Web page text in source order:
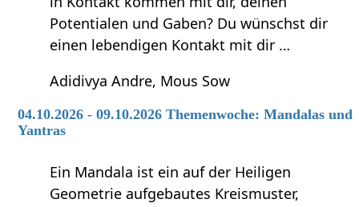
Potentialen und Gaben? Du wünschst dir
einen lebendigen Kontakt mit dir …
Adidivya Andre, Mous Sow
04.10.2026 - 09.10.2026 Themenwoche: Mandalas und
Yantras
Ein Mandala ist ein auf der Heiligen
Geometrie aufgebautes Kreismuster,